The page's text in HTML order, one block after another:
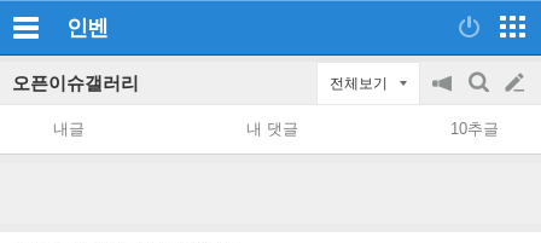
인벤
오픈이슈갤러리 전체보기
공
지
on/off
검
색
글
쓰
내글 내 댓글 10추글